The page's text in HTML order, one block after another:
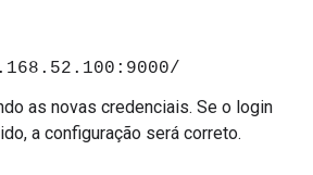
as novas credenciais. Se o login
a configuração será correto.